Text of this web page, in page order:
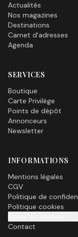
Actualités
Nos magazines
Destinations
Carnet d'adresses
Agenda
SERVICES
Boutique
Carte Privilège
Points de dépôt
Annonceurs
Newsletter
INFORMATIONS
Mentions légales
CGV
Politique de
Politique cookies
Contact